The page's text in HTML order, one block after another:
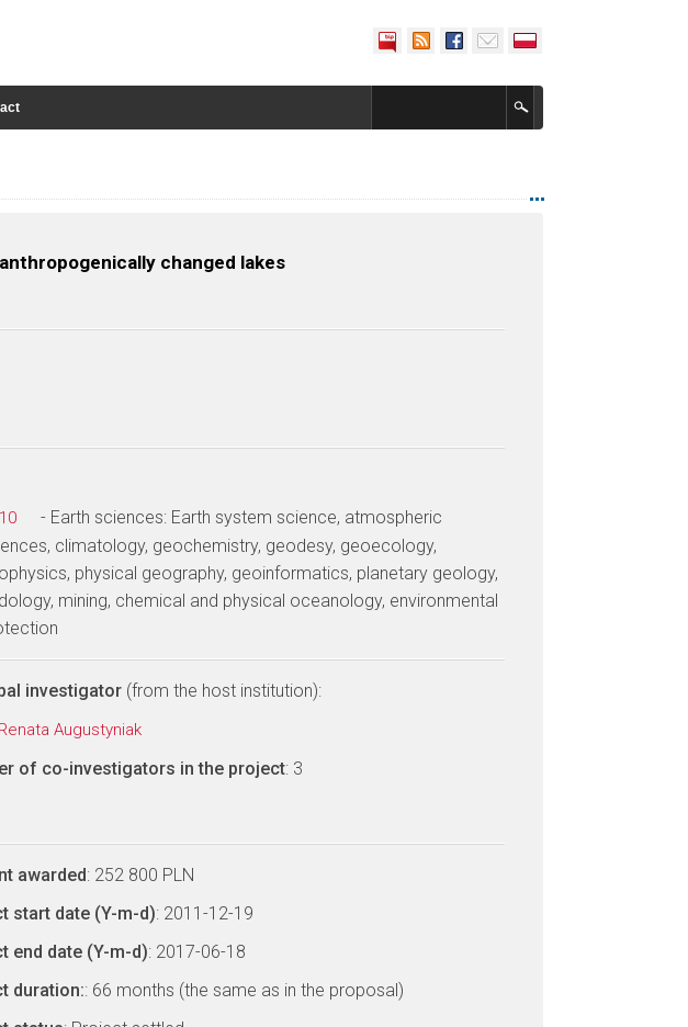
changed lakes
- Earth sciences: Earth system science, atmospheric
climatology, geochemistry, geodesy, geoecology,
physical geography, geoinformatics, planetary geology,
mining, chemical and physical oceanology, environmental
investigator (from the host institution):
Augustyniak
of co-investigators in the project: 3
awarded: 252 800 PLN
start date (Y-m-d): 2011-12-19
end date (Y-m-d): 2017-06-18
duration:: 66 months (the same as in the proposal)